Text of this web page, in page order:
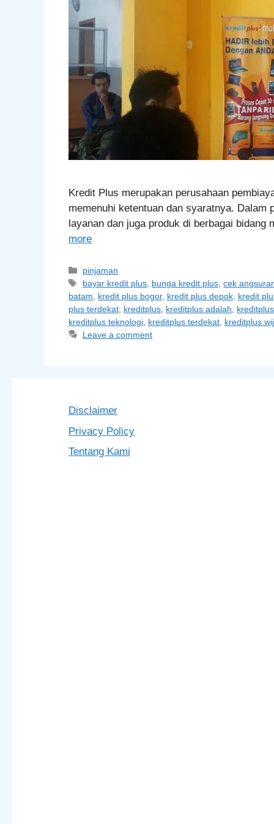
Kredit Plus merupakan perusahaan
memenuhi ketentuan dan syaratnya. Dalam
layanan dan juga produk di berbagai
more
Categories
pinjaman
Tags
bayar kredit plus bunga kredit plus ,cek
batam
kredit plus bogor, kredit plus depok kredit
plus terdekat kreditplus kreditplus adalah
kreditplus teknologi kreditplus terdekat kreditplus
Leave a comment
Disclaimer
Privacy Policy
Tentang Kami